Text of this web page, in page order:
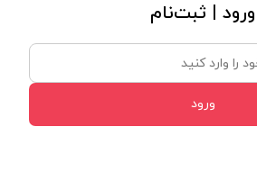
ورود | ثبت‌نام
ورود